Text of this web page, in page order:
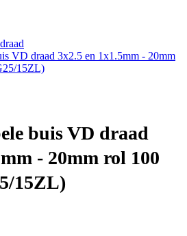
VD draad 3x2.5 en 1x1.5mm - 20mm
15ZL)
buis VD draad
- 20mm rol 100
15ZL)